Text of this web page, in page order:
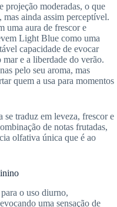
projeção moderadas, o que
ainda assim perceptível.
uma aura de frescor e
Light Blue como uma
capacidade de evocar
mar e a liberdade do verão.
pelo seu aroma, mas
quem a usa para momentos
traduz em leveza, frescor e
de notas frutadas,
olfativa única que é ao
o uso diurno,
uma sensação de